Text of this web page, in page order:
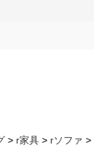
r家具 rソファ